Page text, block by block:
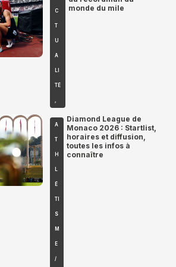
C
T
U
A
LI
TÉ
,
monde du mile
A
T
H
L
É
TI
S
M
E
/
Diamond League de
Monaco 2026 : Startlist,
horaires et diffusion,
toutes les infos à
connaître